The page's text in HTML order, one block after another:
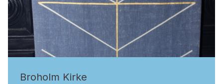
Broholm Kirke